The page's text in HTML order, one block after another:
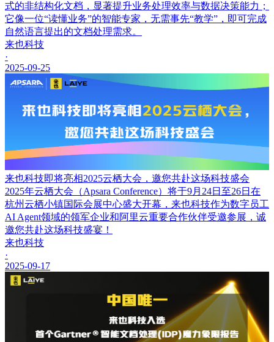
式的非结构化文档，显著提升业务处理效率与数据决策能力；
它像一位“读懂业务”的智能专家，无需事先“教学”，即可完成
自然语言提出的文档处理需求。
来也科技
·
2025-09-25
来也科技即将亮相2025云栖大会，邀您共赴这场科技盛会
2025年云栖大会（Apsara Conference）将于9月24日至26日在
杭州云栖小镇国际会展中心盛大开幕，来也科技作为数字员工
AI Agent领域的领军企业和阿里云重要合作伙伴受邀参展，诚
邀您共赴这场科技盛宴！
来也科技
·
2025-09-17